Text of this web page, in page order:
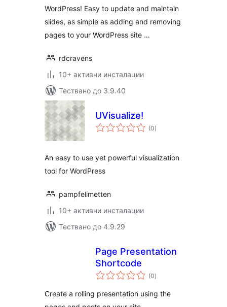
WordPress! Easy to update and maintain
slides, as simple as adding and removing
pages to your WordPress site …
rdcravens
10+ активни инсталации
Тествано до 3.9.40
UVisualize!
(0общо
оценки
)
An easy to use yet powerful visualization
tool for WordPress
pampfelimetten
10+ активни инсталации
Тествано до 4.9.29
Page Presentation
Shortcode
(0общо
оценки
)
Create a rolling presentation using the